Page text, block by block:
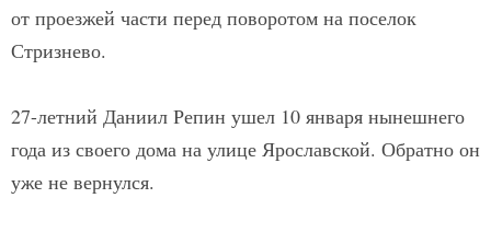
от проезжей части перед поворотом на поселок
Стризнево.
27-летний Даниил Репин ушел 10 января нынешнего
года из своего дома на улице Ярославской. Обратно он
уже не вернулся.